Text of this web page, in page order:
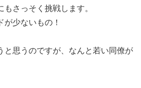
さっそく挑戦します。
が少ないもの！
と思うのですが、なんと若い同僚が